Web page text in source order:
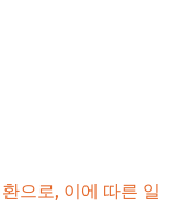
으로, 이에 따른 일